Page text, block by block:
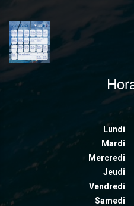
Lundi
Mardi
Mercredi
Jeudi
Vendredi
Samedi